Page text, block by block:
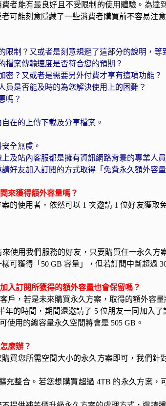
者能有最良好且不受限制的使用體驗。為
可能刻意隱藏了一些消費者購買前不容易注意
限制？又或者是刻意規避了這部分的說明，
檔案傳輸速度是否符合您的預期？
密？又或者是需要另外付費才享有這項功能？
員是否能及時的為您解決使用上的困難？
嗎？
在的上傳下載及分享檔案。
全無虞。
及站內客服都是擁有資訊網路背景的專業人
好友加入訂閱的方式取得「免費永久額外容
來獲得額外容量嗎？
的使用者，依然可以 1 次邀請 1 位好友獲
使用我們服務的好友，只要購買任一永久
可獲得「50 GB 容量」，但若訂閱中斷超過
入訂閱所獲得的額外容量也會保留嗎？
戶，若是未來購買永久方案，取得的額外容
年的時間，期間還邀請了 5 位朋友一同加入
使用的總容量永久空間將會是 505 GB。
麼辦？
買您所需空間大小的永久方案即可，我們
充整合。 若您想購買超過 4TB 的永久方案，